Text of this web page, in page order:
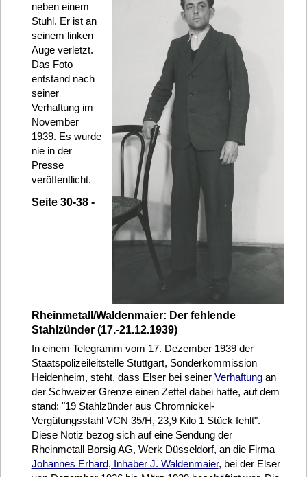
neben einem
Stuhl. Er ist an
seinem linken
Auge verletzt.
Das Foto
entstand nach
seiner
Verhaftung im
November
1939. Es wurde
nie in der
Presse
veröffentlicht.
Seite 30-38 -
Rheinmetall/Waldenmaier: Der fehlende
Stahlzünder (17.-21.12.1939)
In einem Telegramm vom 17. Dezember 1939 der
Staatspolizeileitstelle Stuttgart, Sonderkommission
Heidenheim, steht, dass Elser bei seiner Verhaftungan
der Schweizer Grenze einen Zettel dabei hatte, auf dem
stand: "19 Stahlzünder aus Chromnickel-
Vergütungsstahl VCN 35/H, 23,9 Kilo 1 Stück fehlt".
Diese Notiz bezog sich auf eine Sendung der
Rheinmetall Borsig AG, Werk Düsseldorf, an die Firma
Johannes Erhard, Inhaber J. Waldenmaier, bei der Elser